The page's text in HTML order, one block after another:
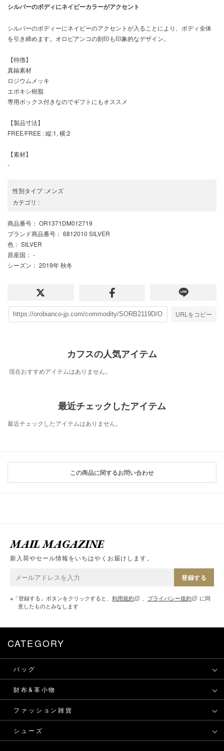
シルバーのボディにネイビーカラーがアクセント
シルバーのボディーにネイビーのアクセントが入ることにより、ボディ全体
を引き締めます。オロビアンコの刻印も印象的なデザイン。
【特徴】
真鍮素材
ロジウムメッキ
エポキシ樹脂
専用ボックス付きなのでギフトにもオススメ
【製品寸法】
FREE/FREE : 縦:1, 横:2
【素材】
-
性別タイプ:メンズ
カテゴリ :
商品番号 ： OR1371DM012719
ブランド商品番号 ： 6812010 SILVER
色 ： SILVER
原産国 ： -
シーズン ： 2019年 秋冬
URLをコピー
カフスの人気アイテム
現在おすすめアイテムはありません。
最近チェックしたアイテム
最近チェックしたアイテムはありません。
この商品に関するお問い合わせ
MAIL MAGAZINE
新入荷やセール情報をいちはやくお届けします。
登録する
※「登録する」ボタンをクリックすると、 利用規約 、 プライバシー規約
に同
意したものとみなします
CATEGORY
バッグ
財布&革小物
ファッション雑貨
シューズ